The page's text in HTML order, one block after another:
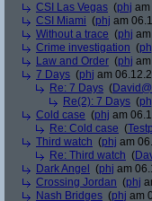
CSI Las Vegas (phj
CSI Miami (phj am
Without a trace (phj
Crime investigation (
Law and Order (phj
7 Days (phj am
Re: 7 Days (
Re(2): 7 Days (
Cold case (phj am
Re: Cold case (
Third watch (phj am
Re: Third watch (
Dark Angel
(phj am
Crossing Jordan (phj
Nash Bridges (phj am